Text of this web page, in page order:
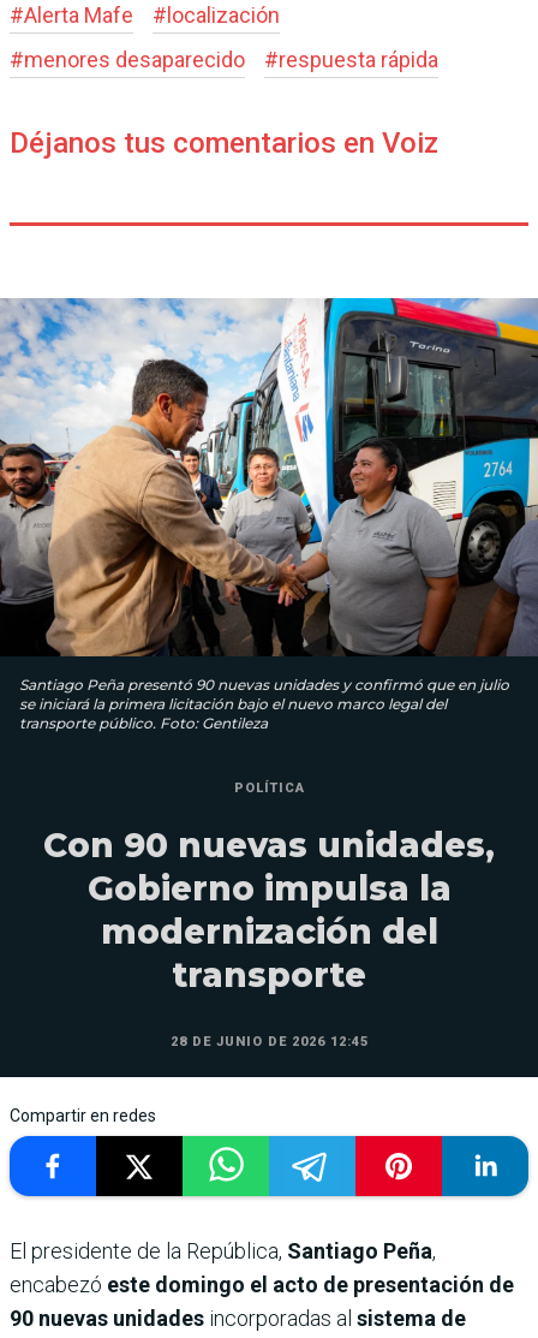
#Alerta Mafe # localización
#menores desaparecido #respuesta rápida
Déjanos tus comentarios en Voiz
Santiago Peña presentó 90 nuevas unidades y confirmó que en julio
se iniciará la primera licitación bajo el nuevo marco legal del
transporte público. Foto: Gentileza
POLÍTICA
Con 90 nuevas unidades,
Gobierno impulsa la
modernización del
transporte
28 DE JUNIO DE 2026 12:45
Compartir en redes
El presidente de la República, Santiago Peña,
encabezó este domingo el acto de presentación de
90 nuevas unidades incorporadas al sistema de